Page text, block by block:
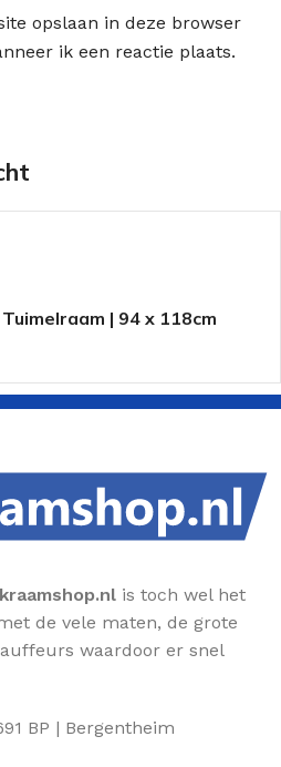
opslaan in deze browser
ik een reactie plaats.
| 94 x 118cm
is toch wel het
de vele maten, de grote
waardoor er snel
BP | Bergentheim